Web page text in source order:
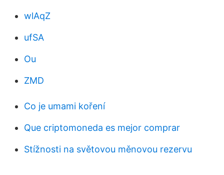
wlAqZ
ufSA
Ou
ZMD
Co je umami koření
Que criptomoneda es mejor comprar
Stížnosti na světovou měnovou rezervu